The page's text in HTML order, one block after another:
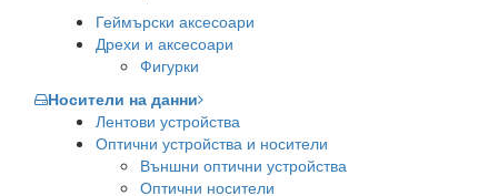
Геймърски аксесоари
Дрехи и аксесоари
Фигурки
Носители на данни
Лентови устройства
Оптични устройства и носители
Външни оптични устройства
Оптични носители